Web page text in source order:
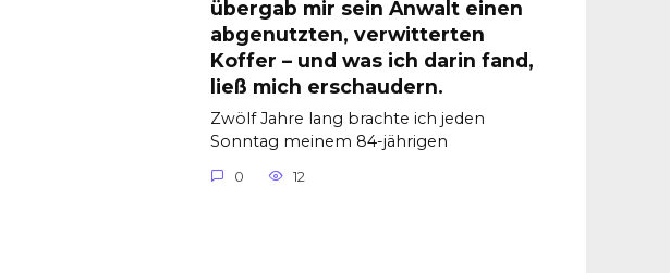
übergab mir sein Anwalt einen
abgenutzten, verwitterten
Koffer – und was ich darin fand,
ließ mich erschaudern.
Zwölf Jahre lang brachte ich jeden
Sonntag meinem 84-jährigen
0 12